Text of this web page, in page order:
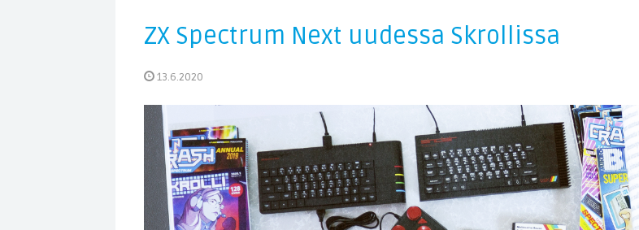
ZX Spectrum Next uudessa Skrollissa
13.6.2020